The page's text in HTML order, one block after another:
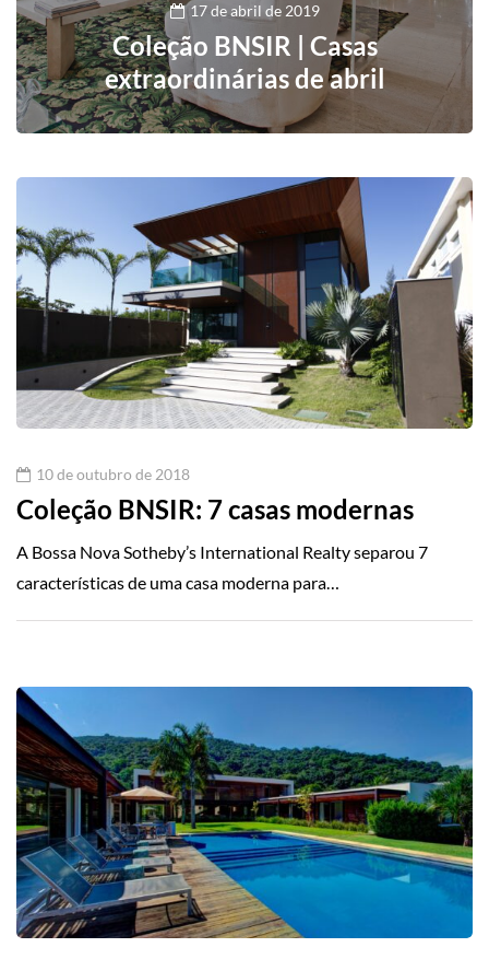
17 de abril de 2019
Coleção BNSIR | Casas
extraordinárias de abril
10 de outubro de 2018
Coleção BNSIR: 7 casas modernas
A Bossa Nova Sotheby’s International Realty separou 7
características de uma casa moderna para…